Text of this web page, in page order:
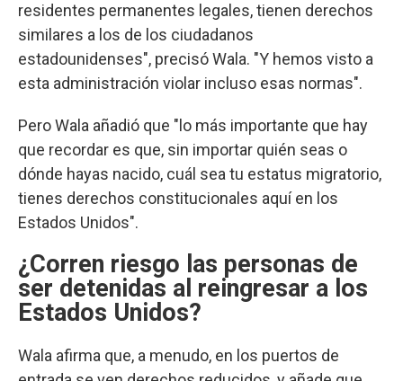
residentes permanentes legales, tienen derechos
similares a los de los ciudadanos
estadounidenses", precisó Wala. "Y hemos visto a
esta administración violar incluso esas normas".
Pero Wala añadió que "lo más importante que hay
que recordar es que, sin importar quién seas o
dónde hayas nacido, cuál sea tu estatus migratorio,
tienes derechos constitucionales aquí en los
Estados Unidos".
¿Corren riesgo las personas de
ser detenidas al reingresar a los
Estados Unidos?
Wala afirma que, a menudo, en los puertos de